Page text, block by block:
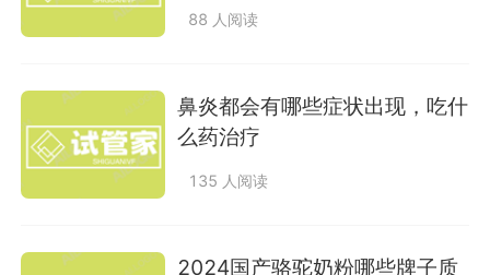
88 人阅读
鼻炎都会有哪些症状出现，吃什
么药治疗
135 人阅读
2024国产骆驼奶粉哪些牌子质